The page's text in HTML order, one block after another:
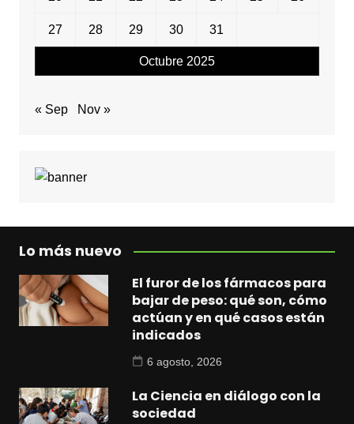
Octubre 2025
27 28 29 30 31
« Sep Nov »
Lo más nuevo
El furor de los fármacos para
bajar de peso: qué son, cómo
actúan y en qué casos están
indicados
6 agosto, 2026
La Ciencia en diálogo con la
sociedad